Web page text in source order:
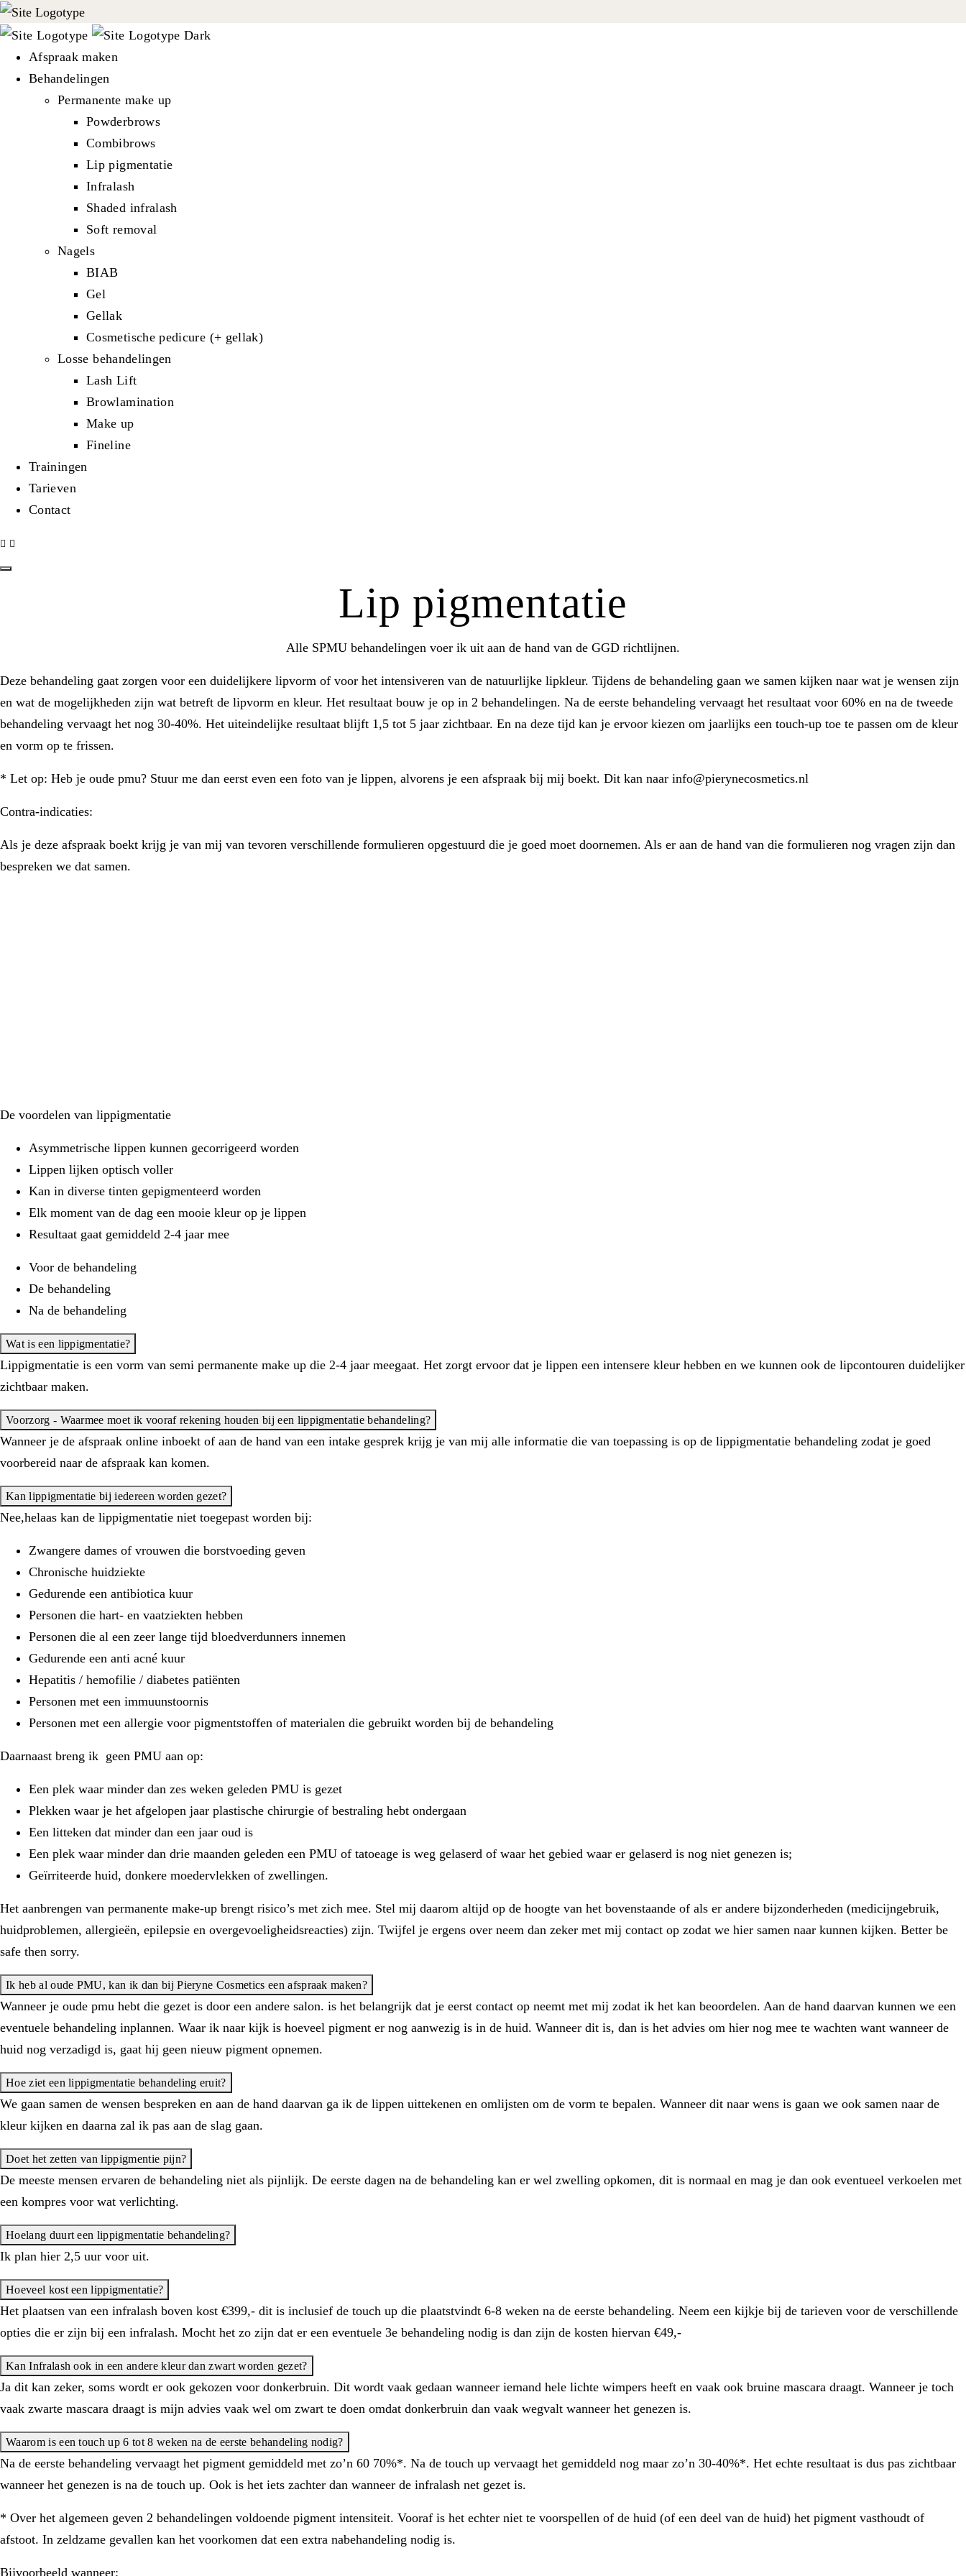
Afspraak maken
Behandelingen
Permanente make up
Powderbrows
Combibrows
Lip pigmentatie
Infralash
Shaded infralash
Soft removal
Nagels
BIAB
Gel
Gellak
Cosmetische pedicure (+ gellak)
Losse behandelingen
Lash Lift
Browlamination
Make up
Fineline
Trainingen
Tarieven
Contact
Lip pigmentatie
Alle SPMU behandelingen voer ik uit aan de hand van de GGD richtlijnen.
Deze behandeling gaat zorgen voor een duidelijkere lipvorm of voor het intensiveren van de natuurlijke lipkleur. Tijdens de behandeling gaan we samen kijken naar wat je wensen zijn
en wat de mogelijkheden zijn wat betreft de lipvorm en kleur. Het resultaat bouw je op in 2 behandelingen. Na de eerste behandeling vervaagt het resultaat voor 60% en na de tweede
behandeling vervaagt het nog 30-40%. Het uiteindelijke resultaat blijft 1,5 tot 5 jaar zichtbaar. En na deze tijd kan je ervoor kiezen om jaarlijks een touch-up toe te passen om de kleur
en vorm op te frissen.
* Let op: Heb je oude pmu? Stuur me dan eerst even een foto van je lippen, alvorens je een afspraak bij mij boekt. Dit kan naar info@pierynecosmetics.nl
Contra-indicaties:
Als je deze afspraak boekt krijg je van mij van tevoren verschillende formulieren opgestuurd die je goed moet doornemen. Als er aan de hand van die formulieren nog vragen zijn dan
bespreken we dat samen.
De voordelen van lippigmentatie
Asymmetrische lippen kunnen gecorrigeerd worden
Lippen lijken optisch voller
Kan in diverse tinten gepigmenteerd worden
Elk moment van de dag een mooie kleur op je lippen
Resultaat gaat gemiddeld 2-4 jaar mee
Voor de behandeling
De behandeling
Na de behandeling
Wat is een lippigmentatie?
Lippigmentatie is een vorm van semi permanente make up die 2-4 jaar meegaat. Het zorgt ervoor dat je lippen een intensere kleur hebben en we kunnen ook de lipcontouren duidelijker
zichtbaar maken.
Voorzorg - Waarmee moet ik vooraf rekening houden bij een lippigmentatie behandeling?
Wanneer je de afspraak online inboekt of aan de hand van een intake gesprek krijg je van mij alle informatie die van toepassing is op de lippigmentatie behandeling zodat je goed
voorbereid naar de afspraak kan komen.
Kan lippigmentatie bij iedereen worden gezet?
Nee,helaas kan de lippigmentatie niet toegepast worden bij:
Zwangere dames of vrouwen die borstvoeding geven
Chronische huidziekte
Gedurende een antibiotica kuur
Personen die hart- en vaatziekten hebben
Personen die al een zeer lange tijd bloedverdunners innemen
Gedurende een anti acné kuur
Hepatitis / hemofilie / diabetes patiënten
Personen met een immuunstoornis
Personen met een allergie voor pigmentstoffen of materialen die gebruikt worden bij de behandeling
Daarnaast breng ik geen PMU aan op:
Een plek waar minder dan zes weken geleden PMU is gezet
Plekken waar je het afgelopen jaar plastische chirurgie of bestraling hebt ondergaan
Een litteken dat minder dan een jaar oud is
Een plek waar minder dan drie maanden geleden een PMU of tatoeage is weg gelaserd of waar het gebied waar er gelaserd is nog niet genezen is;
Geïrriteerde huid, donkere moedervlekken of zwellingen.
Het aanbrengen van permanente make-up brengt risico’s met zich mee. Stel mij daarom altijd op de hoogte van het bovenstaande of als er andere bijzonderheden (medicijngebruik,
huidproblemen, allergieën, epilepsie en overgevoeligheidsreacties) zijn. Twijfel je ergens over neem dan zeker met mij contact op zodat we hier samen naar kunnen kijken. Better be
safe then sorry.
Ik heb al oude PMU, kan ik dan bij Pieryne Cosmetics een afspraak maken?
Wanneer je oude pmu hebt die gezet is door een andere salon. is het belangrijk dat je eerst contact op neemt met mij zodat ik het kan beoordelen. Aan de hand daarvan kunnen we een
eventuele behandeling inplannen. Waar ik naar kijk is hoeveel pigment er nog aanwezig is in de huid. Wanneer dit is, dan is het advies om hier nog mee te wachten want wanneer de
huid nog verzadigd is, gaat hij geen nieuw pigment opnemen.
Hoe ziet een lippigmentatie behandeling eruit?
We gaan samen de wensen bespreken en aan de hand daarvan ga ik de lippen uittekenen en omlijsten om de vorm te bepalen. Wanneer dit naar wens is gaan we ook samen naar de
kleur kijken en daarna zal ik pas aan de slag gaan.
Doet het zetten van lippigmentie pijn?
De meeste mensen ervaren de behandeling niet als pijnlijk. De eerste dagen na de behandeling kan er wel zwelling opkomen, dit is normaal en mag je dan ook eventueel verkoelen met
een kompres voor wat verlichting.
Hoelang duurt een lippigmentatie behandeling?
Ik plan hier 2,5 uur voor uit.
Hoeveel kost een lippigmentatie?
Het plaatsen van een infralash boven kost €399,- dit is inclusief de touch up die plaatstvindt 6-8 weken na de eerste behandeling. Neem een kijkje bij de tarieven voor de verschillende
opties die er zijn bij een infralash. Mocht het zo zijn dat er een eventuele 3e behandeling nodig is dan zijn de kosten hiervan €49,-
Kan Infralash ook in een andere kleur dan zwart worden gezet?
Ja dit kan zeker, soms wordt er ook gekozen voor donkerbruin. Dit wordt vaak gedaan wanneer iemand hele lichte wimpers heeft en vaak ook bruine mascara draagt. Wanneer je toch
vaak zwarte mascara draagt is mijn advies vaak wel om zwart te doen omdat donkerbruin dan vaak wegvalt wanneer het genezen is.
Waarom is een touch up 6 tot 8 weken na de eerste behandeling nodig?
Na de eerste behandeling vervaagt het pigment gemiddeld met zo’n 60 70%*. Na de touch up vervaagt het gemiddeld nog maar zo’n 30-40%*. Het echte resultaat is dus pas zichtbaar
wanneer het genezen is na de touch up. Ook is het iets zachter dan wanneer de infralash net gezet is.
* Over het algemeen geven 2 behandelingen voldoende pigment intensiteit. Vooraf is het echter niet te voorspellen of de huid (of een deel van de huid) het pigment vasthoudt of
afstoot. In zeldzame gevallen kan het voorkomen dat een extra nabehandeling nodig is.
Bijvoorbeeld wanneer: